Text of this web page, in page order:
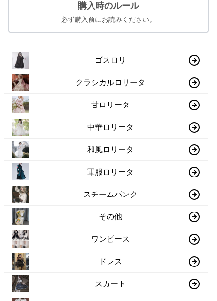
購入時のルール
必ず購入前にお読みください。
ゴスロリ
クラシカルロリータ
甘ロリータ
中華ロリータ
和風ロリータ
軍服ロリータ
スチームパンク
その他
ワンピース
ドレス
スカート